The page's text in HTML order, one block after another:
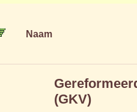
Naam
(GKV)